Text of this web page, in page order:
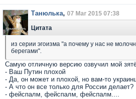
Танюлька, 07 Mar 2015 07:38
Цитата
из серии эгоизма "а почему у нас не
берегами".
Самую отличную версию озвучил мой
- Ваш Путин плохой
- Да, он может и плохой, но вам-то
- А что он все только для России делает?
- фейспалм, фейспалм, фейспалм....